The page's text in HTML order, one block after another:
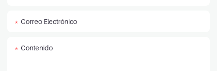
Correo Electrónico
Contenido